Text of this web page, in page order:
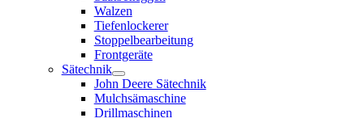
Walzen
Tiefenlockerer
Stoppelbearbeitung
Frontgeräte
Sätechnik
John Deere Sätechnik
Mulchsämaschine
Drillmaschinen